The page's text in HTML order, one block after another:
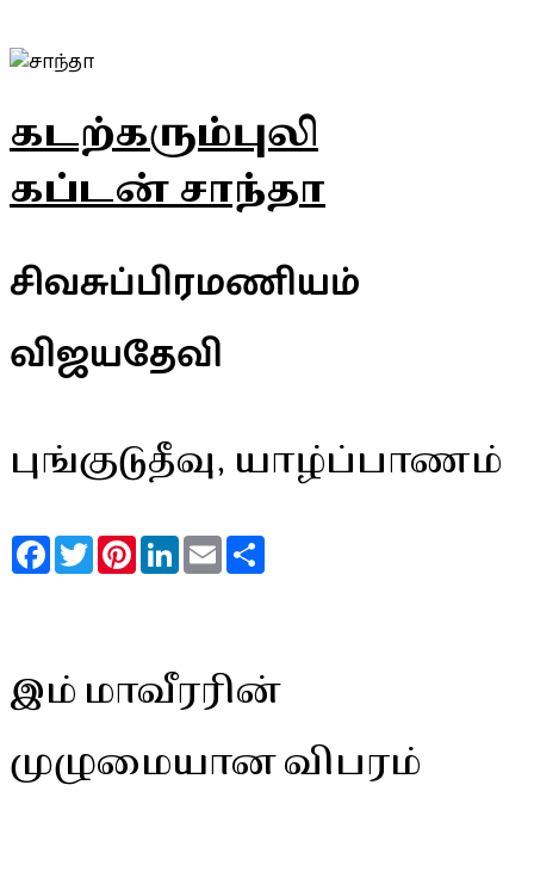
கடற்கரும்புலி
கப்டன் சாந்தா
சிவசுப்பிரமணியம்
விஜயதேவி
புங்குடுதீவு, யாழ்ப்பாணம்
FacebookTwitterPinterestLinkedInEmail
இம் மாவீரரின்
முழுமையான விபரம்